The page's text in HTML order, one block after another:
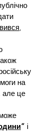
,
на
але це
” і